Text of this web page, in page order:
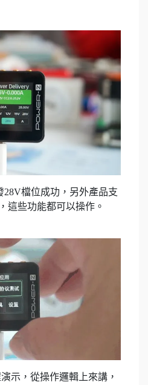
28V檔位成功，另外產品支
這些功能都可以操作。
示，從操作邏輯上來講，